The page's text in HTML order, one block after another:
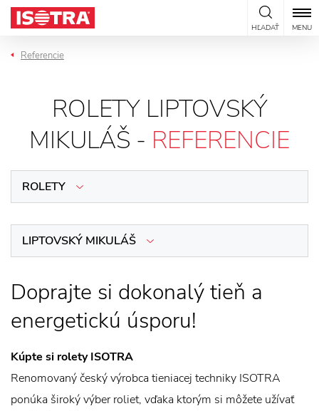
Preskočiť na obsah
HĽADAŤ MENU
Referencie
ROLETY LIPTOVSKÝ
MIKULÁŠ - REFERENCIE
ROLETY
LIPTOVSKÝ MIKULÁŠ
Doprajte si dokonalý tieň a
energetickú úsporu!
Kúpte si rolety ISOTRA
Renomovaný český výrobca tieniacej techniky ISOTRA
ponúka široký výber roliet, vďaka ktorým si môžete užívať